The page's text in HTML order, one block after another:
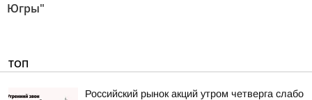
Югры"
ТОП
Российский рынок акций утром четверга слабо